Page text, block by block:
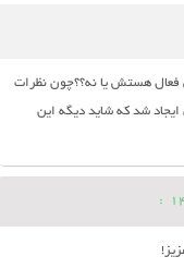
فعال هستش یا نه؟؟چون نظرات
شد که شاید دیگه این
: